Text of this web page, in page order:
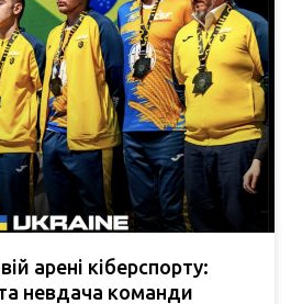
арені кіберспорту:
невдача команди